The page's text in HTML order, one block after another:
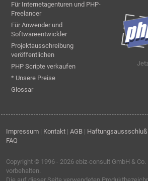
Für Internetagenturen und PHP-
Freelancer
Für Anwender und
Softwareentwickler
Projektausschreibung
veröffentlichen
PHP Scripte verkaufen
* Unsere Preise
Glossar
Impressum | Kontakt | AGB | Haftungsaussschluß
FAQ
Copyright © 1996 - 2026 ebiz-consult GmbH & Co.
vorbehalten.